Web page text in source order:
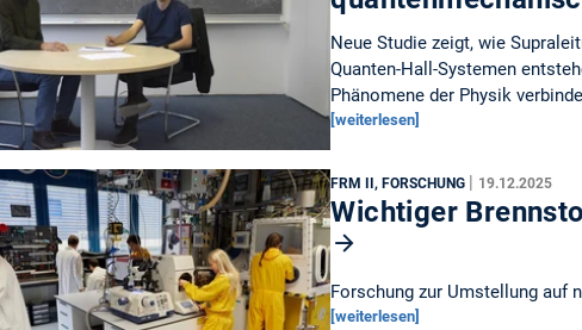
Neue Studie zeigt, wie
Quanten-Hall-Systemen
Phänomene der Physik
[weiterlesen]
FRM II, FORSCHUNG 19.12.2025
Wichtiger
Forschung zur Umstellung auf
[weiterlesen]